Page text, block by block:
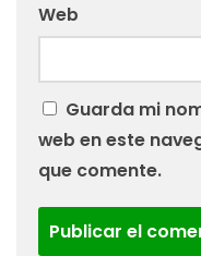
Web
Guarda mi
web en este
que comente.